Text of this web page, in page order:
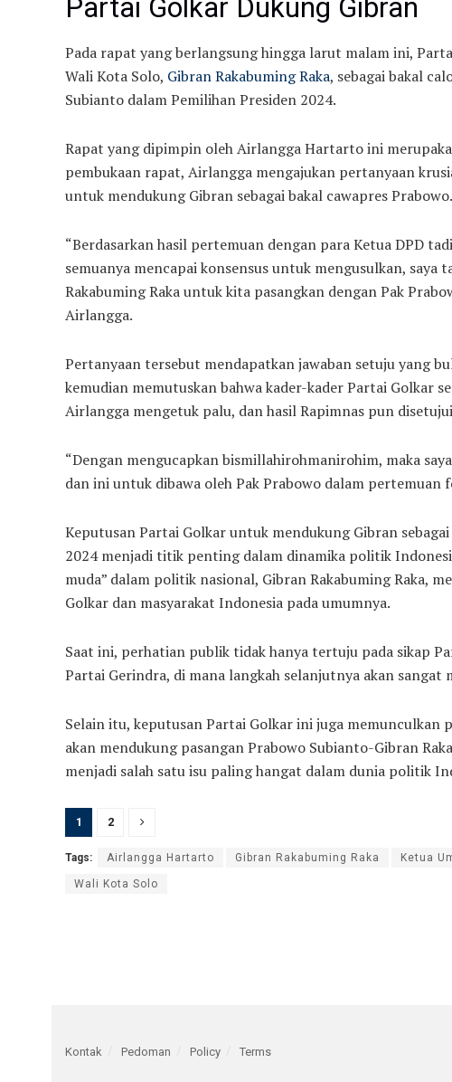
Partai Golkar Dukung Gibran
Pada rapat yang berlangsung hingga larut malam ini,
Wali Kota Solo, Gibran Rakabuming Raka, sebagai bakal
Subianto dalam Pemilihan Presiden 2024.
Rapat yang dipimpin oleh Airlangga Hartarto ini
pembukaan rapat, Airlangga mengajukan pertanyaan
untuk mendukung Gibran sebagai bakal cawapres Prabowo.
“Berdasarkan hasil pertemuan dengan para Ketua DPD
semuanya mencapai konsensus untuk mengusulkan,
Rakabuming Raka untuk kita pasangkan dengan Pak
Airlangga.
Pertanyaan tersebut mendapatkan jawaban setuju yang
kemudian memutuskan bahwa kader-kader Partai Golkar
Airlangga mengetuk palu, dan hasil Rapimnas pun
“Dengan mengucapkan bismillahirohmanirohim, maka
dan ini untuk dibawa oleh Pak Prabowo dalam pertemuan
Keputusan Partai Golkar untuk mendukung Gibran
2024 menjadi titik penting dalam dinamika politik
muda” dalam politik nasional, Gibran Rakabuming Raka,
Golkar dan masyarakat Indonesia pada umumnya.
Saat ini, perhatian publik tidak hanya tertuju pada sikap
Partai Gerindra, di mana langkah selanjutnya akan
Selain itu, keputusan Partai Golkar ini juga
akan mendukung pasangan Prabowo Subianto-Gibran
menjadi salah satu isu paling hangat dalam dunia politik
1 2
Tags: Airlangga Hartarto Gibran Rakabuming Raka Ketua
Wali Kota Solo
Kontak Pedoman Policy Terms